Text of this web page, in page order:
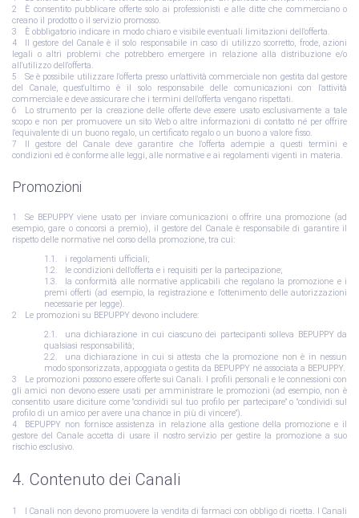
È consentito pubblicare offerte solo ai professionisti e alle ditte che commerciano o
creano il prodotto o il servizio promosso.
È obbligatorio indicare in modo chiaro e visibile eventuali limitazioni dell'offerta.
Il gestore del Canale è il solo responsabile in caso di utilizzo scorretto, frode, azioni
legali o altri problemi che potrebbero emergere in relazione alla distribuzione e/o
all'utilizzo dell'offerta.
Se è possibile utilizzare l'offerta presso un'attività commerciale non gestita dal gestore
del Canale, quest'ultimo è il solo responsabile delle comunicazioni con l'attività
commerciale e deve assicurare che i termini dell'offerta vengano rispettati.
Lo strumento per la creazione delle offerte deve essere usato esclusivamente a tale
scopo e non per promuovere un sito Web o altre informazioni di contatto né per offrire
l'equivalente di un buono regalo, un certificato regalo o un buono a valore fisso.
Il gestore del Canale deve garantire che l'offerta adempie a questi termini e
condizioni ed è conforme alle leggi, alle normative e ai regolamenti vigenti in materia.
Promozioni
Se BEPUPPY viene usato per inviare comunicazioni o offrire una promozione (ad
esempio, gare o concorsi a premio), il gestore del Canale è responsabile di garantire il
rispetto delle normative nel corso della promozione, tra cui:
i regolamenti ufficiali;
le condizioni dell'offerta e i requisiti per la partecipazione;
la conformità alle normative applicabili che regolano la promozione e i
premi offerti (ad esempio, la registrazione e l'ottenimento delle autorizzazioni
necessarie per legge).
Le promozioni su BEPUPPY devono includere:
una dichiarazione in cui ciascuno dei partecipanti solleva BEPUPPY da
qualsiasi responsabilità;
una dichiarazione in cui si attesta che la promozione non è in nessun
modo sponsorizzata, appoggiata o gestita da BEPUPPY né associata a BEPUPPY.
Le promozioni possono essere offerte sui Canali. I profili personali e le connessioni con
gli amici non devono essere usati per amministrare le promozioni (ad esempio, non è
consentito usare diciture come "condividi sul tuo profilo per partecipare" o "condividi sul
profilo di un amico per avere una chance in più di vincere").
BEPUPPY non fornisce assistenza in relazione alla gestione della promozione e il
gestore del Canale accetta di usare il nostro servizio per gestire la promozione a suo
rischio esclusivo.
4. Contenuto dei Canali
I Canali non devono promuovere la vendita di farmaci con obbligo di ricetta. I Canali